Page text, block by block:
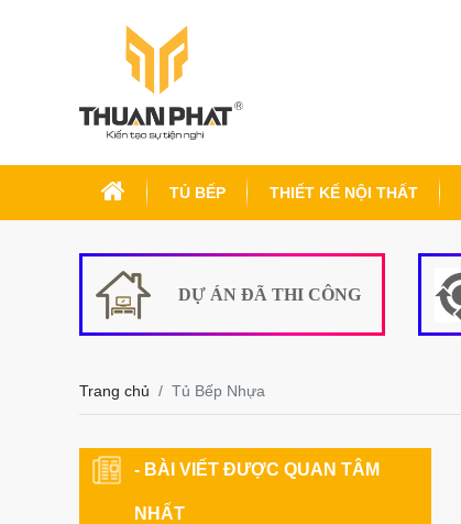
TỦ BẾP THIẾT KẾ NỘI THẤT
DỰ ÁN ĐÃ THI CÔNG
Trang chủ Tủ Bếp Nhựa
- BÀI VIẾT ĐƯỢC QUAN TÂM
NHẤT